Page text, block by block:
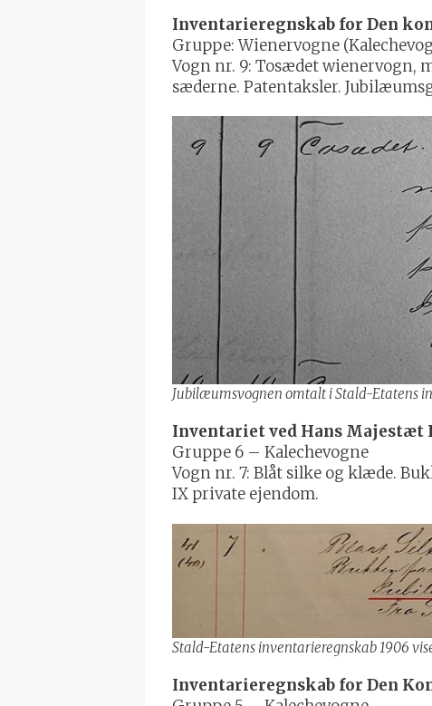
Inventarieregnskab for Den
Gruppe: Wienervogne
Vogn nr. 9: Tosædet wienervogn,
sæderne. Patentaksler.
Jubilæumsvognen omtalt i Stald-Etatens
Inventariet ved Hans Majestæt
Gruppe 6 – Kalechevogne
Vogn nr. 7: Blåt silke og klæde.
IX private ejendom.
Stald-Etatens inventarieregnskab 1906
Inventarieregnskab for Den